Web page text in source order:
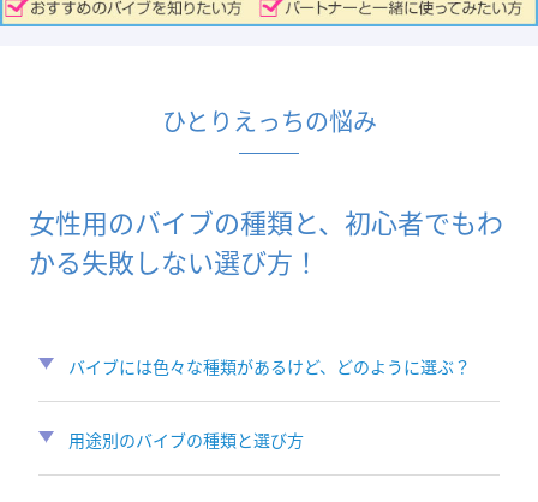
ひとりえっちの悩み
女性用のバイブの種類と、初心者でもわ
かる失敗しない選び方！
バイブには色々な種類があるけど、どのように選ぶ？
用途別のバイブの種類と選び方